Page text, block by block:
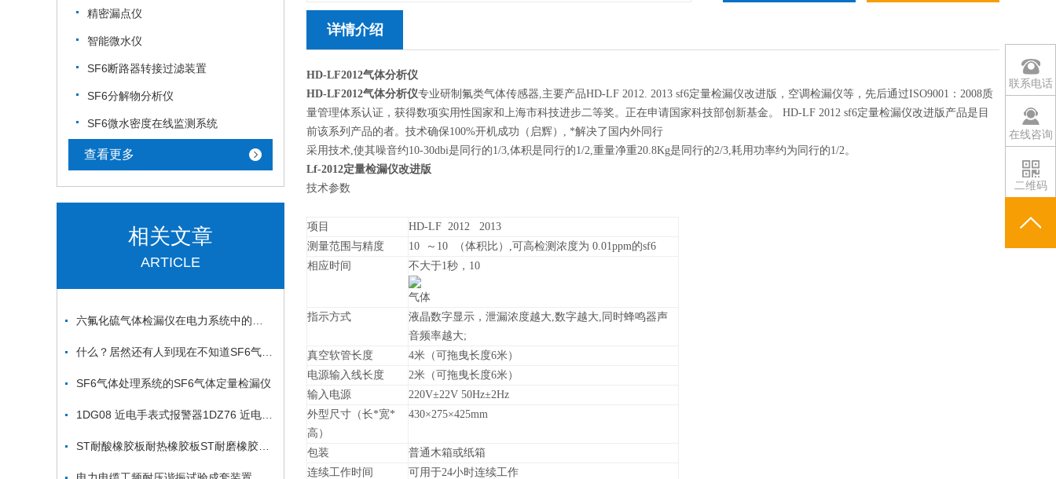
精密漏点仪
智能微水仪
SF6断路器转接过滤装置
SF6分解物分析仪
SF6微水密度在线监测系统
查看更多
相关文章
ARTICLE
SF6气体处理系统的SF6气体定量检漏仪
详情介绍
HD-LF2012气体分析仪
HD-LF2012气体分析仪专业研制氟类气体传感器,主要产品HD-LF 2012. 2013 sf6定量检漏仪改进版，空调检漏仪等，先后通过ISO9001：2008质
量管理体系认证，获得数项实用性国家和上海市科技进步二等奖。正在申请国家科技部创新基金。 HD-LF 2012 sf6定量检漏仪改进版产品是目
前该系列产品的者。技术确保100%开机成功（启辉）, *解决了国内外同行
采用技术,使其噪音约10-30dbi是同行的1/3,体积是同行的1/2,重量净重20.8Kg是同行的2/3,耗用功率约为同行的1/2。
Lf-2012定量检漏仪改进版
技术参数
项目
HD-LF 2012 2013
测量范围与精度
10 ～10 （体积比）,可高检测浓度为 0.01ppm的sf6
相应时间
不大于1秒，10
气体
指示方式
液晶数字显示，泄漏浓度越大,数字越大,同时蜂鸣器声
音频率越大;
真空软管长度
4米（可拖曳长度6米）
电源输入线长度
2米（可拖曳长度6米）
输入电源
220V±22V 50Hz±2Hz
外型尺寸（长*宽*
高）
430×275×425mm
包装
普通木箱或纸箱
连续工作时间
可用于24小时连续工作
联系电话
在线咨询
二维码